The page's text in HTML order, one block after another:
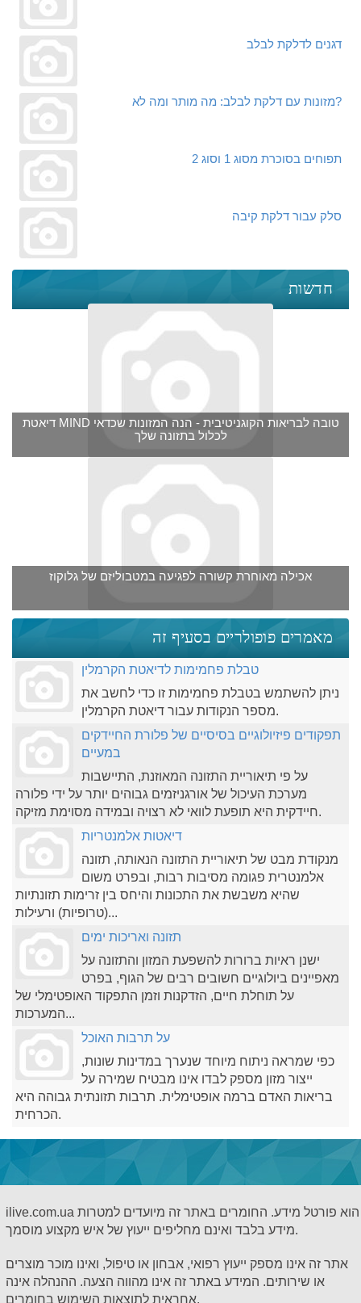
דגנים לדלקת לבלב
מזונות עם דלקת לבלב: מה מותר ומה לא?
תפוחים בסוכרת מסוג 1 וסוג 2
סלק עבור דלקת קיבה
חדשות
דיאטת MIND טובה לבריאות הקוגניטיבית - הנה המזונות שכדאי
לכלול בתזונה שלך
אכילה מאוחרת קשורה לפגיעה במטבוליזם של גלוקוז
מאמרים פופולריים בסעיף זה
טבלת פחמימות לדיאטת הקרמלין
ניתן להשתמש בטבלת פחמימות זו כדי לחשב את
מספר הנקודות עבור דיאטת הקרמלין.
תפקודים פיזיולוגיים בסיסיים של פלורת החיידקים
במעיים
על פי תיאוריית התזונה המאוזנת, התיישבות
מערכת העיכול של אורגניזמים גבוהים יותר על ידי פלורה
חיידקית היא תופעת לוואי לא רצויה ובמידה מסוימת מזיקה.
דיאטות אלמנטריות
מנקודת מבט של תיאוריית התזונה הנאותה, תזונה
אלמנטרית פגומה מסיבות רבות, ובפרט משום
שהיא משבשת את התכונות והיחס בין זרימות תזונתיות
(טרופיות) ורעילות...
תזונה ואריכות ימים
ישנן ראיות ברורות להשפעת המזון והתזונה על
מאפיינים ביולוגיים חשובים רבים של הגוף, בפרט
על תוחלת חיים, הזדקנות וזמן התפקוד האופטימלי של
המערכות...
על תרבות האוכל
כפי שמראה ניתוח מיוחד שנערך במדינות שונות,
ייצור מזון מספק לבדו אינו מבטיח שמירה על
בריאות האדם ברמה אופטימלית. תרבות תזונתית גבוהה היא
הכרחית.
ilive.com.ua הוא פורטל מידע. החומרים באתר זה מיועדים למטרות
מידע בלבד ואינם מחליפים ייעוץ של איש מקצוע מוסמך.
אתר זה אינו מספק ייעוץ רפואי, אבחון או טיפול, ואינו מוכר מוצרים
או שירותים. המידע באתר זה אינו מהווה הצעה. ההנהלה אינה
אחראית לתוצאות השימוש בחומרים.